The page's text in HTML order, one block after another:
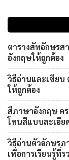
ตารางสัทอักษรส
อังกฤษให้ถูกต้อง
วิธีอ่านและเขียน
ให้ถูกต้อง
สีภาษาอังกฤษ ค
โทนสีแบบละเอีย
วิธีอ่านตัวอักษรภ
เพื่อการเรียนรู้ที่